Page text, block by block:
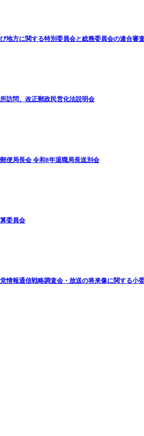
地方に関する特別委員会と総務委員会の連合審
訪問、改正郵政民営化法説明会
便局長会 令和8年退職局長送別会
委員会
情報通信戦略調査会・放送の将来像に関する小